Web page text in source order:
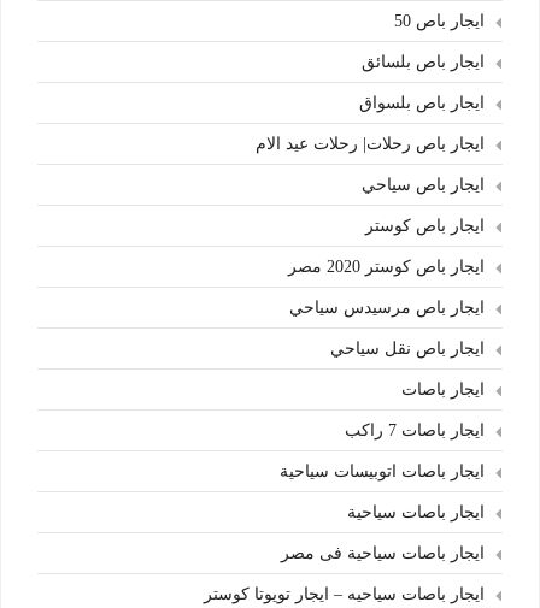
ايجار باص 50
ايجار باص بلسائق
ايجار باص بلسواق
ايجار باص رحلات| رحلات عيد الام
ايجار باص سياحي
ايجار باص كوستر
ايجار باص كوستر 2020 مصر
ايجار باص مرسيدس سياحي
ايجار باص نقل سياحي
ايجار باصات
ايجار باصات 7 راكب
ايجار باصات اتوبيسات سياحية
ايجار باصات سياحية
ايجار باصات سياحية فى مصر
ايجار باصات سياحيه – ايجار تويوتا كوستر